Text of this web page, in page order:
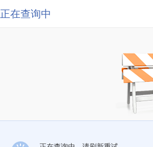
正在查询中